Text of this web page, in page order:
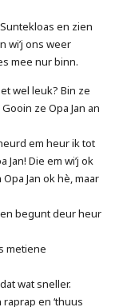
en zien
wi’j ons weer
mee nur binn.
wel leuk? Bin ze
ze Opa Jan an
em heur ik tot
Die em wi’j ok
Jan ok hè, maar
begunt deur heur
metiene
wat sneller.
en ‘thuus